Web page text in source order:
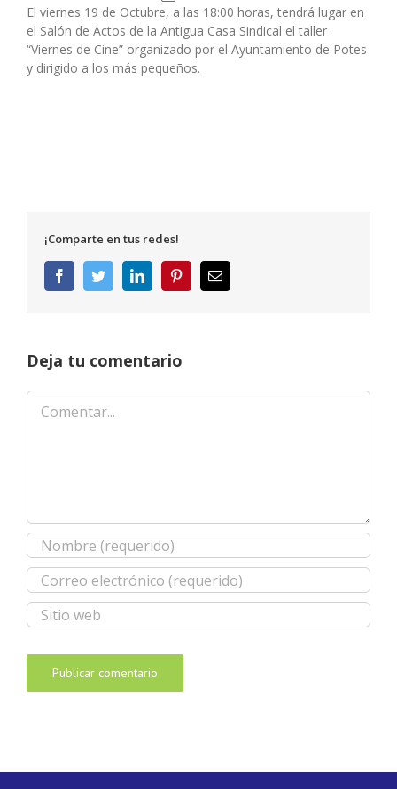
El viernes 19 de Octubre, a las 18:00 horas, tendrá lugar en
el Salón de Actos de la Antigua Casa Sindical el taller
“Viernes de Cine” organizado por el Ayuntamiento de Potes
y dirigido a los más pequeños.
¡Comparte en tus redes!
FacebookTwitterLinkedInPinterestCorreo
electrónico
Deja tu comentario
Comentar